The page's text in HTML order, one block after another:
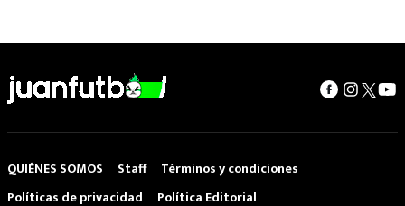
QUIÉNES SOMOS Staff
Términos y condiciones
Políticas de privacidad
Política Editorial